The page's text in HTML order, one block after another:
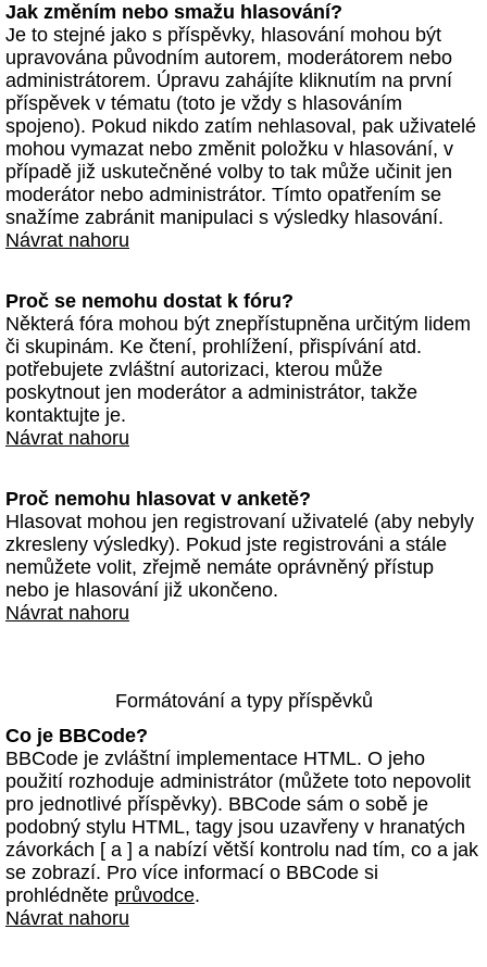
Jak změním nebo smažu hlasování?
Je to stejné jako s příspěvky, hlasování mohou být
upravována původním autorem, moderátorem nebo
administrátorem. Úpravu zahájíte kliknutím na první
příspěvek v tématu (toto je vždy s hlasováním
spojeno). Pokud nikdo zatím nehlasoval, pak uživatelé
mohou vymazat nebo změnit položku v hlasování, v
případě již uskutečněné volby to tak může učinit jen
moderátor nebo administrátor. Tímto opatřením se
snažíme zabránit manipulaci s výsledky hlasování.
Návrat nahoru
Proč se nemohu dostat k fóru?
Některá fóra mohou být znepřístupněna určitým lidem
či skupinám. Ke čtení, prohlížení, přispívání atd.
potřebujete zvláštní autorizaci, kterou může
poskytnout jen moderátor a administrátor, takže
kontaktujte je.
Návrat nahoru
Proč nemohu hlasovat v anketě?
Hlasovat mohou jen registrovaní uživatelé (aby nebyly
zkresleny výsledky). Pokud jste registrováni a stále
nemůžete volit, zřejmě nemáte oprávněný přístup
nebo je hlasování již ukončeno.
Návrat nahoru
Formátování a typy příspěvků
Co je BBCode?
BBCode je zvláštní implementace HTML. O jeho
použití rozhoduje administrátor (můžete toto nepovolit
pro jednotlivé příspěvky). BBCode sám o sobě je
podobný stylu HTML, tagy jsou uzavřeny v hranatých
závorkách [ a ] a nabízí větší kontrolu nad tím, co a jak
se zobrazí. Pro více informací o BBCode si
prohlédněte průvodce.
Návrat nahoru